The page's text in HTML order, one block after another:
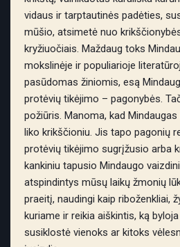
vidaus ir tarptautinės padėties,
mūšio, atsimetė nuo
kryžiuočiais. Maždaug toks
mokslinėje ir populiarioje
pasūdomas žiniomis, esą
protėvių tikėjimo – pagonybės.
požiūris. Manoma, kad
liko krikščioniu. Jis tapo pagonių
protėvių tikėjimo sugrįžusio arba
kankiniu tapusio Mindaugo
atspindintys mūsų laikų žmonių
praeitį, naudingi kaip riboženkliai,
kuriame ir reikia aiškintis, ką
susiklostė vienoks ar kitoks